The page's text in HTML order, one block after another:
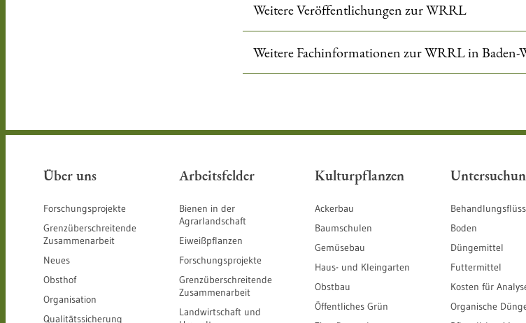
Weitere Veröffentlichungen zur WRRL
Weitere Fachinformationen zur WRRL in Baden-
Über uns
Forschungsprojekte
Grenzüberschreitende
Zusammenarbeit
Neues
Obsthof
Organisation
Qualitätssicherung
Arbeitsfelder
Bienen in der
Agrarlandschaft
Eiweißpflanzen
Forschungsprojekte
Grenzüberschreitende
Zusammenarbeit
Landwirtschaft und
Kulturpflanzen
Ackerbau
Baumschulen
Gemüsebau
Haus- und Kleingarten
Obstbau
Öffentliches Grün
Boden
Düngemittel
Futtermittel
Kosten für
Organische